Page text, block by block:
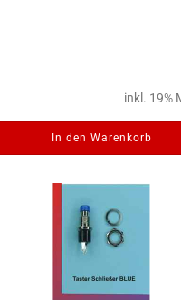
inkl. 19%
In den Warenkorb